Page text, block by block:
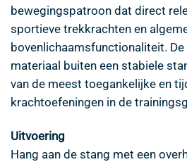
bewegingspatroon dat direct
sportieve trekkrachten en
bovenlichaamsfunctionaliteit.
materiaal buiten een stabiele
van de meest toegankelijke en
krachtoefeningen in de
Uitvoering
Hang aan de stang met een